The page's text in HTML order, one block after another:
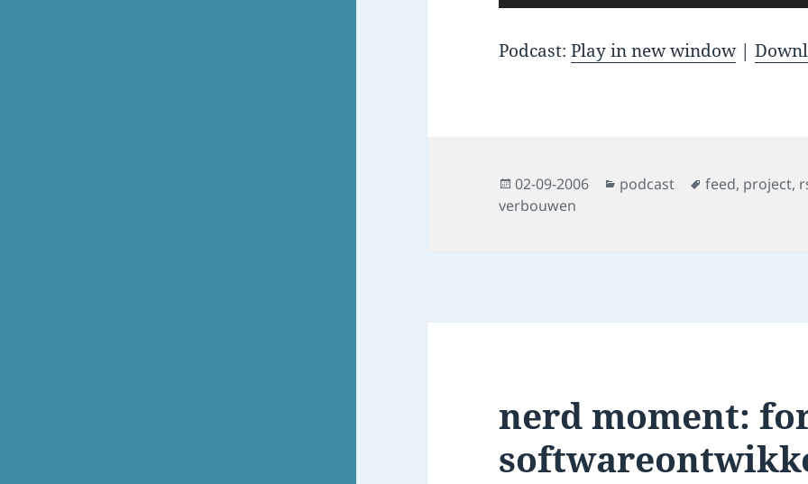
Player
Podcast:Play in new window|
Posted
on
02-09-2006 Categories
podcast Tags
feed, project,
verbouwen
nerd moment: